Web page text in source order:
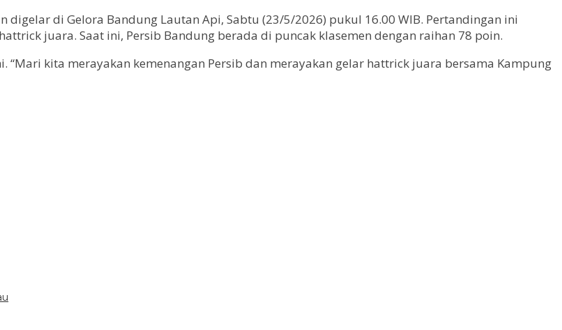
digelar di Gelora Bandung Lautan Api, Sabtu (23/5/2026) pukul 16.00 WIB. Pertandingan ini
juara. Saat ini, Persib Bandung berada di puncak klasemen dengan raihan 78 poin.
kita merayakan kemenangan Persib dan merayakan gelar hattrick juara bersama Kampung